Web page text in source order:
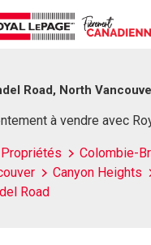
Road, North
à vendre avec
Propriétés
Colombie-
Canyon Heights
Road